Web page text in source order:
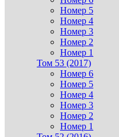
Номер 5
Номер 4
Номер 3
Номер 2
Номер 1
Том 53 (2017)
Номер 6
Номер 5
Номер 4
Номер 3
Номер 2
Номер 1